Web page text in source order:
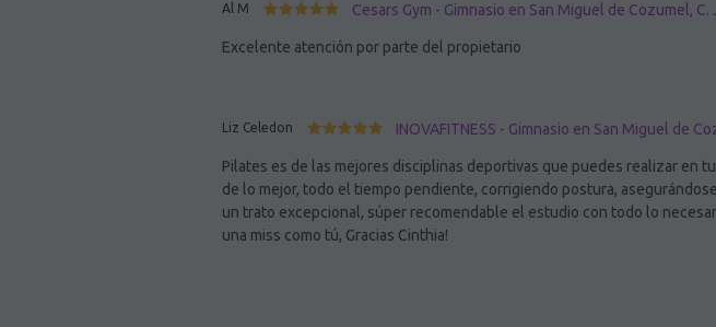
Al M Cesars Gym - Gimnasio en San Miguel de Cozumel,
Excelente atención por parte del propietario
Liz Celedon INOVAFITNESS - Gimnasio en San Miguel de
Pilates es de las mejores disciplinas deportivas que puedes realizar en
de lo mejor, todo el tiempo pendiente, corrigiendo postura,
un trato excepcional, súper recomendable el estudio con todo lo
una miss como tú, Gracias Cinthia!